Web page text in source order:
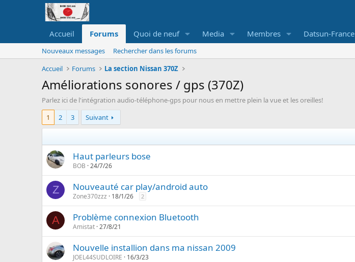
Accueil Forums Quoi de neuf Media Membres Datsun-France
Nouveaux messages
Rechercher dans les forums
Accueil
Forums La section Nissan 370Z
Améliorations sonores / gps (370Z)
Parlez ici de l'intégration audio-téléphone-gps pour nous en mettre plein la vue et les oreilles!
1
2 3 Suivant
Haut parleurs bose
BOB 24/7/26
Z Nouveauté car play/android auto
Zone370zzz 18/1/26 2
A Problème connexion Bluetooth
Amistat 27/8/21
Nouvelle installion dans ma nissan 2009
JOEL44SUDLOIRE 16/3/23